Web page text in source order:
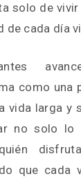
solo de
de cada día
como una
vida larga y
no solo lo
que cada